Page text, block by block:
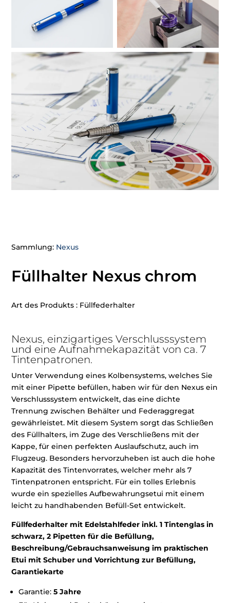
Sammlung: Nexus
Füllhalter Nexus chrom
Art des Produkts : Füllfederhalter
Nexus, einzigartiges Verschlusssystem
und eine Aufnahmekapazität von ca. 7
Tintenpatronen.
Unter Verwendung eines Kolbensystems, welches Sie
mit einer Pipette befüllen, haben wir für den Nexus ein
Verschlusssystem entwickelt, das eine dichte
Trennung zwischen Behälter und Federaggregat
gewährleistet. Mit diesem System sorgt das Schließen
des Füllhalters, im Zuge des Verschließens mit der
Kappe, für einen perfekten Auslaufschutz, auch im
Flugzeug. Besonders hervorzuheben ist auch die hohe
Kapazität des Tintenvorrates, welcher mehr als 7
Tintenpatronen entspricht. Für ein tolles Erlebnis
wurde ein spezielles Aufbewahrungsetui mit einem
leicht zu handhabenden Befüll-Set entwickelt.
Füllfederhalter mit Edelstahlfeder inkl. 1 Tintenglas in
schwarz, 2 Pipetten für die Befüllung,
Beschreibung/Gebrauchsanweisung im praktischen
Etui mit Schuber und Vorrichtung zur Befüllung,
Garantiekarte
Garantie:5 Jahre